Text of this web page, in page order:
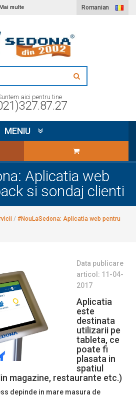
multe Romanian
aici pentru tine
MENIU
Aplicatia web
si sondaj clienti
/ #NouLaSedona: Aplicatia web pentru
Data publicare
articol: 11-04-
2017
Aplicatia
este
destinata
utilizarii pe
tableta, ce
poate fi
plasata in
spatiul
magazine, restaurante etc.)
depinde in mare masura de